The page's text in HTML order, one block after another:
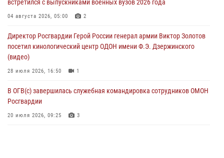
В Центральном округе Росгвардии прошли мероприятия к
108‑летию генерала армии И.К. Яковлева
Росгвардейцы задержали мужчину, открывшего стрельбу в
Подмосковье (видео)
06 августа 2026, 12:35
встретился с выпускниками военных вузов 2026 года
04 августа 2026, 05:00 2
Директор Росгвардии Герой России генерал армии Виктор Золотов
посетил кинологический центр ОДОН имени Ф.Э. Дзержинского
(видео)
28 июля 2026, 16:50 1
В ОГВ(с) завершилась служебная командировка сотрудников ОМОН
Росгвардии
20 июля 2026, 09:25 3